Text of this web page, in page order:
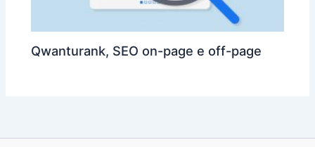
Qwanturank, SEO on-page e off-page